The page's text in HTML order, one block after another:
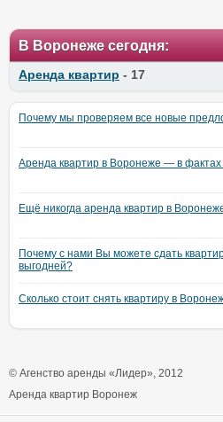
В Воронеже сегодня:
Аренда квартир - 17
Почему мы проверяем все новые
Аренда квартир в Воронеже — в
Ещё никогда аренда квартир в
Почему с нами Вы можете сдать
выгодней?
Сколько стоит снять квартиру в
© Агенство аренды «Лидер», 2012
Аренда квартир Воронеж